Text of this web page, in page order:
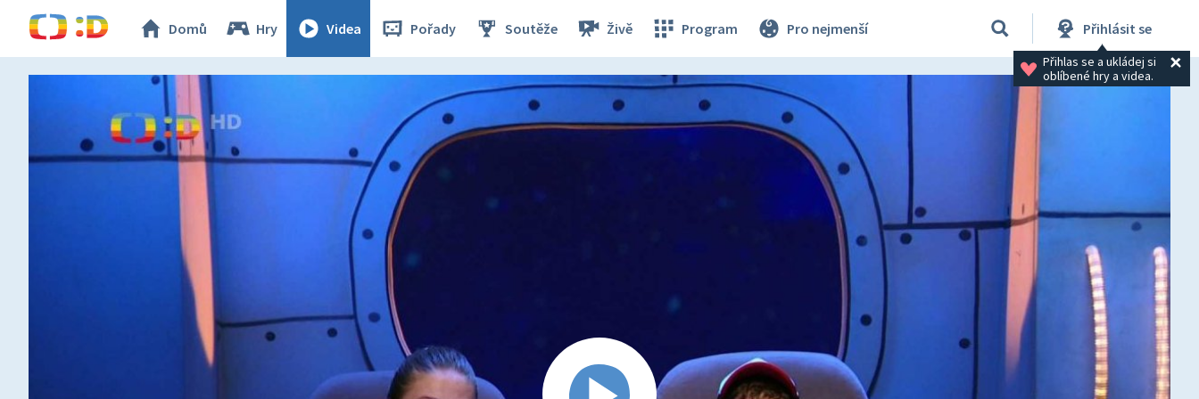
Domů Hry Videa Pořady Soutěže Živě Program Pro nejmenší Přihlásit se
Přihlas se a ukládej si
oblíbené hry a videa.